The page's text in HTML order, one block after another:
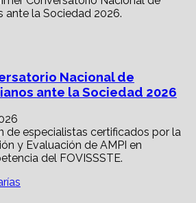
Nacional de
ante la Sociedad 2026